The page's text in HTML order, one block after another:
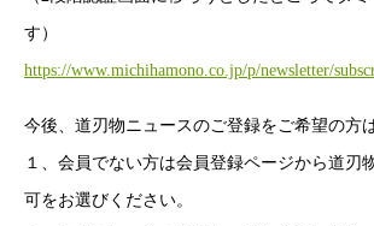
す）
https://www.michihamono.co.jp/p/newsletter/
今後、道刃物ニュースのご登録をご希望の方
１、会員でない方は会員登録ページから道刃
可をお選びください。